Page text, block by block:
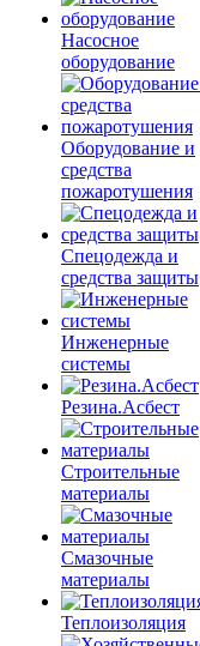
Насосное
оборудование
Оборудование и
средства
пожаротушения
Спецодежда и
средства защиты
Инженерные
системы
Резина.Асбест
Строительные
материалы
Смазочные
материалы
Теплоизоляция